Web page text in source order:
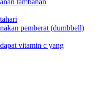
pemberat (dumbbell)
vitamin c yang